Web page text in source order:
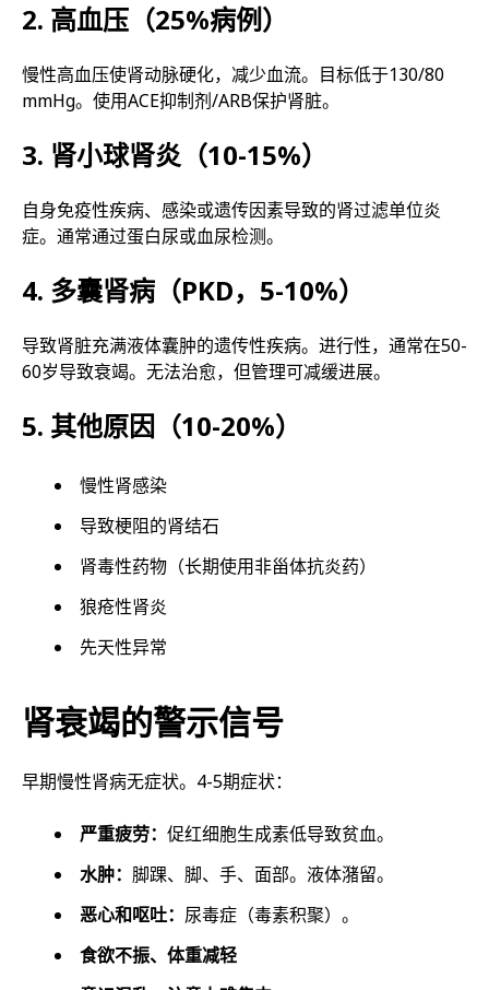
2. 高血压（25%病例）
慢性高血压使肾动脉硬化，减少血流。目标低于130/80
mmHg。使用ACE抑制剂/ARB保护肾脏。
3. 肾小球肾炎（10-15%）
自身免疫性疾病、感染或遗传因素导致的肾过滤单位炎
症。通常通过蛋白尿或血尿检测。
4. 多囊肾病（PKD，5-10%）
导致肾脏充满液体囊肿的遗传性疾病。进行性，通常在50-
60岁导致衰竭。无法治愈，但管理可减缓进展。
5. 其他原因（10-20%）
慢性肾感染
导致梗阻的肾结石
肾毒性药物（长期使用非甾体抗炎药）
狼疮性肾炎
先天性异常
肾衰竭的警示信号
早期慢性肾病无症状。4-5期症状：
严重疲劳： 促红细胞生成素低导致贫血。
水肿： 脚踝、脚、手、面部。液体潴留。
恶心和呕吐： 尿毒症（毒素积聚）。
食欲不振、体重减轻